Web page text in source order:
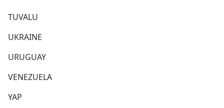
TUVALU
UKRAINE
URUGUAY
VENEZUELA
YAP